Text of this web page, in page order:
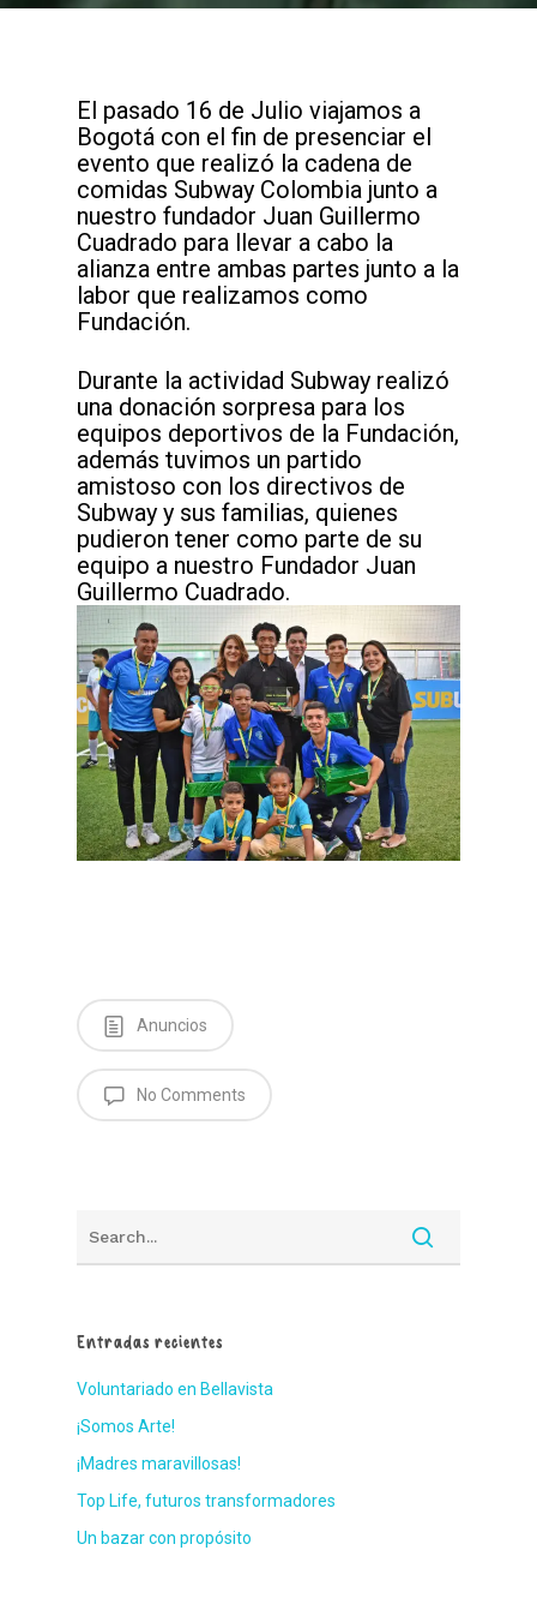
El pasado 16 de Julio viajamos a
Bogotá con el fin de presenciar el
evento que realizó la cadena de
comidas Subway Colombia junto a
nuestro fundador Juan Guillermo
Cuadrado para llevar a cabo la
alianza entre ambas partes junto a la
labor que realizamos como
Fundación.
Durante la actividad Subway realizó
una donación sorpresa para los
equipos deportivos de la Fundación,
además tuvimos un partido
amistoso con los directivos de
Subway y sus familias, quienes
pudieron tener como parte de su
equipo a nuestro Fundador Juan
Guillermo Cuadrado.
Anuncios
No Comments
Entradas recientes
Voluntariado en Bellavista
¡Somos Arte!
¡Madres maravillosas!
Top Life, futuros transformadores
Un bazar con propósito